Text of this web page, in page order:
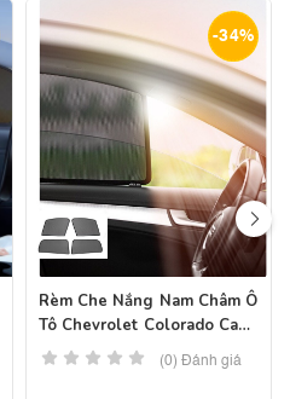
-34%
Rèm Che Nắng Nam Châm Ô
Tô Chevrolet Colorado Cao
Cấp
(0) Đánh giá